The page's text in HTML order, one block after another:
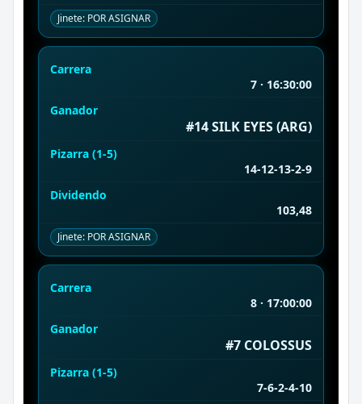
Jinete: POR ASIGNAR
Carrera
7 · 16:30:00
Ganador
#14 SILK EYES (ARG)
Pizarra (1-5)
14-12-13-2-9
Dividendo
103,48
Jinete: POR ASIGNAR
Carrera
8 · 17:00:00
Ganador
#7 COLOSSUS
Pizarra (1-5)
7-6-2-4-10